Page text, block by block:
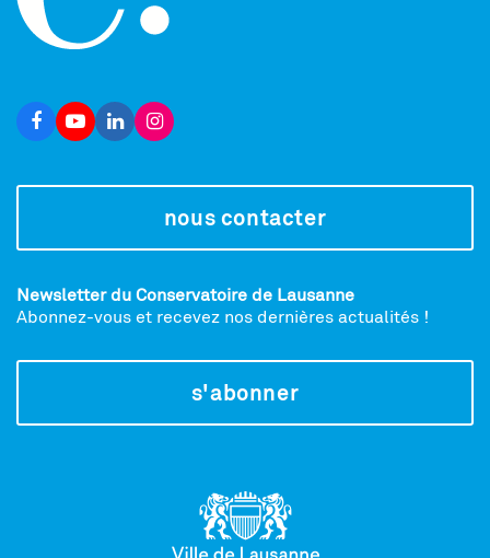
nous contacter
Newsletter du Conservatoire de Lausanne
Abonnez-vous et recevez nos dernières actualités !
s'abonner